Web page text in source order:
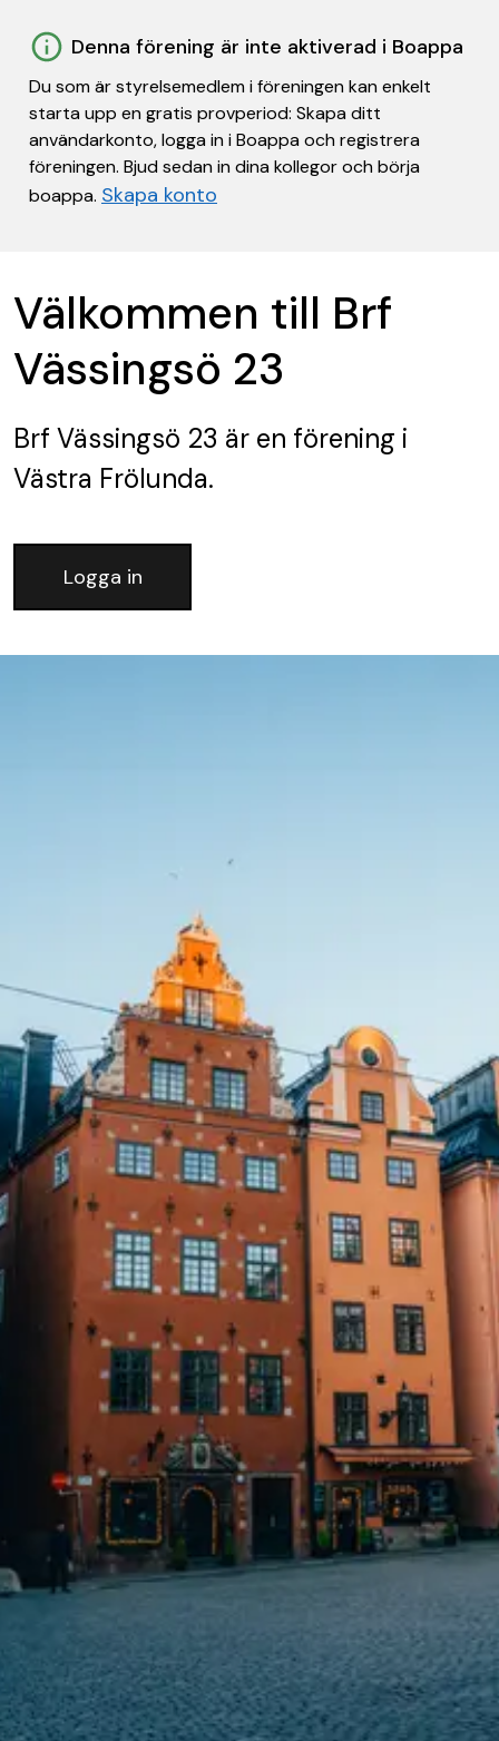
Denna förening är inte aktiverad i Boappa
Du som är styrelsemedlem i föreningen kan enkelt
starta upp en gratis provperiod: Skapa ditt
användarkonto, logga in i Boappa och registrera
föreningen. Bjud sedan in dina kollegor och börja
boappa. Skapa konto
Välkommen till Brf
Vässingsö 23
Brf Vässingsö 23 är en förening i
Västra Frölunda.
Logga in